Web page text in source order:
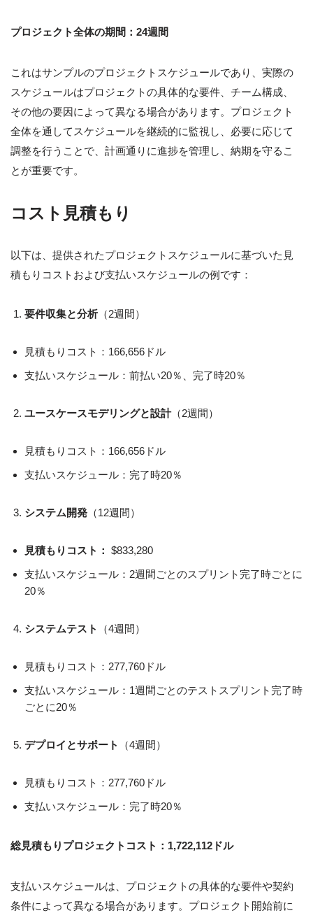
プロジェクト全体の期間：24週間
これはサンプルのプロジェクトスケジュールであり、実際の
スケジュールはプロジェクトの具体的な要件、チーム構成、
その他の要因によって異なる場合があります。プロジェクト
全体を通してスケジュールを継続的に監視し、必要に応じて
調整を行うことで、計画通りに進捗を管理し、納期を守るこ
とが重要です。
コスト見積もり
以下は、提供されたプロジェクトスケジュールに基づいた見
積もりコストおよび支払いスケジュールの例です：
要件収集と分析（2週間）
見積もりコスト：166,656ドル
支払いスケジュール：前払い20％、完了時20％
ユースケースモデリングと設計（2週間）
見積もりコスト：166,656ドル
支払いスケジュール：完了時20％
システム開発 （12週間）
見積もりコスト： $833,280
支払いスケジュール：2週間ごとのスプリント完了時ごとに
20％
システムテスト （4週間）
見積もりコスト：277,760ドル
支払いスケジュール：1週間ごとのテストスプリント完了時
ごとに20％
デプロイとサポート （4週間）
見積もりコスト：277,760ドル
支払いスケジュール：完了時20％
総見積もりプロジェクトコスト：1,722,112ドル
支払いスケジュールは、プロジェクトの具体的な要件や契約
条件によって異なる場合があります。プロジェクト開始前に